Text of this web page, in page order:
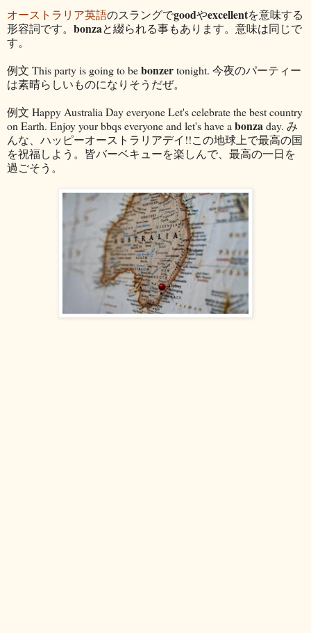
オーストラリア英語のスラングでgoodやexcellentを意味する
形容詞です。 bonzaと綴られる事もあります。意味は同じで
す。
例文 This party is going to bebonzertonight. 今夜のパーティー
は素晴らしいものになりそうだぜ。
例文 Happy Australia Day everyone Let's celebrate the best country
on Earth. Enjoy your bbqs everyone and let's have a bonzaday. み
んな、ハッピーオーストラリアデイ!!この地球上で最高の国
を祝福しよう。皆バーベキューを楽しんで、最高の一日を
過ごそう。